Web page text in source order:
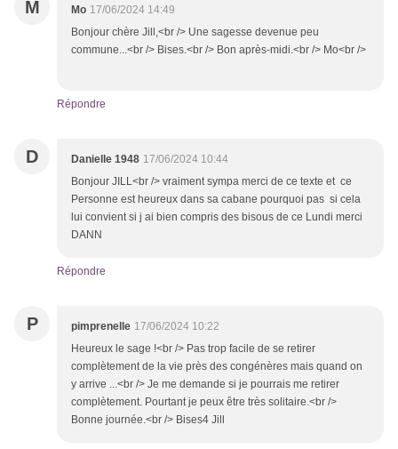
M Mo 17/06/2024 14:49
Bonjour chère Jill,<br /> Une sagesse devenue peu
commune...<br /> Bises.<br /> Bon après-midi.<br /> Mo<br />
Répondre
D Danielle 1948 17/06/2024 10:44
Bonjour JILL<br /> vraiment sympa merci de ce texte et ce
Personne est heureux dans sa cabane pourquoi pas si cela
lui convient si j ai bien compris des bisous de ce Lundi merci
DANN
Répondre
P pimprenelle 17/06/2024 10:22
Heureux le sage !<br /> Pas trop facile de se retirer
complètement de la vie près des congénères mais quand on
y arrive ...<br /> Je me demande si je pourrais me retirer
complètement. Pourtant je peux être très solitaire.<br />
Bonne journée.<br /> Bises4 Jill